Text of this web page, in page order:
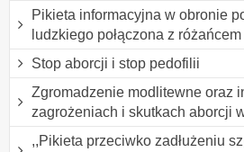
Pikieta informacyjna w obronie
ludzkiego połączona z różańcem
Stop aborcji i stop pedofilii
Zgromadzenie modlitewne oraz
zagrożeniach i skutkach aborcji
,,Pikieta przeciwko zadłużeniu